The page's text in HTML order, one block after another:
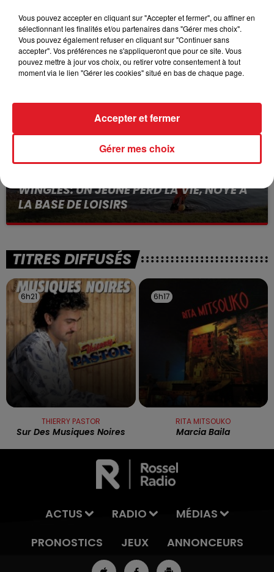
15 juillet 2026
BÉTHUNE: ENQUÊTE POUR HOMICIDE
VOLONTAIRE EN COURS, APRÈS LA...
Selon les premiers éléments, le logement servait
WINGLES: UN JEUNE PERD LA VIE, NOYÉ À
LA BASE DE LOISIRS
La victime a coulé à pic
TITRES DIFFUSÉS
6h21
6h21
THIERRY PASTOR
Sur Des Musiques Noires
6h17
6h17
RITA MITSOUKO
Marcia Baila
ACTUS RADIO
MÉDIAS
PRONOSTICS
JEUX ANNONCEURS
Vous pouvez accepter en cliquant sur "Accepter et fermer", ou affiner en
sélectionnant les finalités et/ou partenaires dans "Gérer mes choix".
Vous pouvez également refuser en cliquant sur "Continuer sans
accepter". Vos préférences ne s'appliqueront que pour ce site. Vous
pouvez mettre à jour vos choix, ou retirer votre consentement à tout
moment via le lien "Gérer les cookies" situé en bas de chaque page.
Gérer mes choix
Accepter et fermer